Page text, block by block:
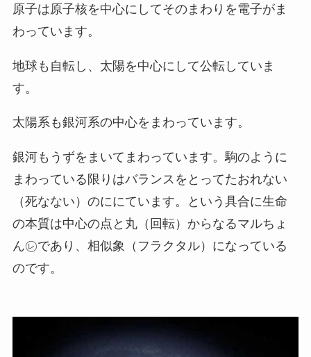
原子は原子核を中心にしてそのまわりを電子がま
わっています。
地球も自転し、太陽を中心にして公転していま
す。
太陽系も銀河系の中心をまわっています。
銀河もうずをまいてまわっています。駒のように
まわっている限りはバランスをとってたおれない
（死なない）のににています。という具合に生命
の本質は中心の点と丸（回転）からなるマルちょ
ん㋹であり、相似象（フラクタル）になっている
のです。